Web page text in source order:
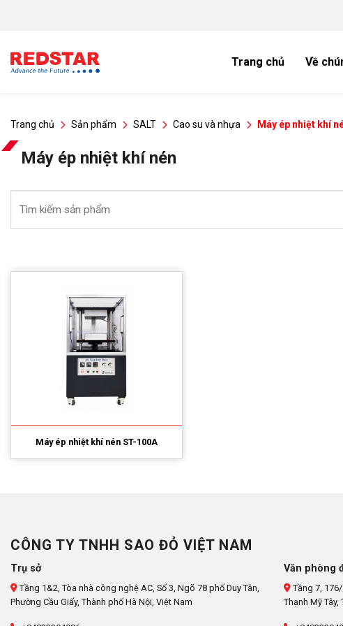
dung
Trang chủ Về
Trang chủ Sản phẩm SALT Cao su và nhựa Máy ép nhiệt khí
Máy ép nhiệt khí nén
kiếm:
Máy ép nhiệt khí nén ST-100A
CÔNG TY TNHH SAO ĐỎ VIỆT NAM
Trụ sở
Tầng 1&2, Tòa nhà công nghệ AC, Số 3, Ngõ 78 phố Duy Tân,
Phường Cầu Giấy, Thành phố Hà Nội, Việt Nam
Văn phòng
Tầng 7,
Thạnh Mỹ